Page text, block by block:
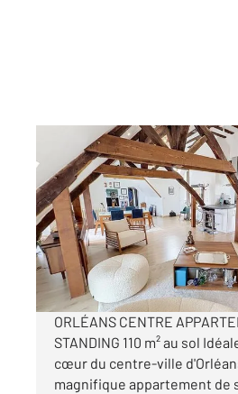
ORLEANS 45
90 m2, 3 pièces
Ref : 9393
Appartement F4 à
290 000 €
Visiter le site dédié
ORLÉANS CENTRE
STANDING 110 m² au sol
cœur du centre-ville
magnifique appartement de